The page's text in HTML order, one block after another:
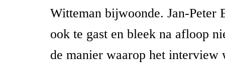
Witteman bijwoonde. Jan-Peter
ook te gast en bleek na afloop
de manier waarop het interview